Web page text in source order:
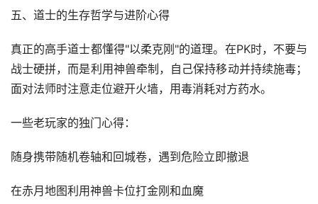
五、道士的生存哲学与进阶心得
真正的高手道士都懂得"以柔克刚"的道理。在PK时，不要与
战士硬拼，而是利用神兽牵制，自己保持移动并持续施毒；
面对法师时注意走位避开火墙，用毒消耗对方药水。
一些老玩家的独门心得：
随身携带随机卷轴和回城卷，遇到危险立即撤退
在赤月地图利用神兽卡位打金刚和血魔